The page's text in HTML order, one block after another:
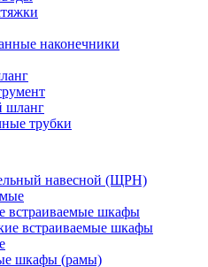
наконечники
шланг
трубки
навесной (ЩРН)
встраиваемые шкафы
встраиваемые шкафы
шкафы (рамы)